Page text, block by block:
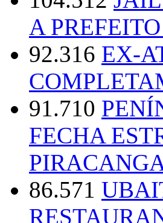
A
92.316 EX-
91.710
FECHA
86.571